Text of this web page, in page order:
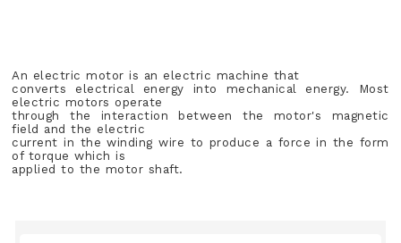
An electric motor is an electric machine that
converts electrical energy into mechanical energy. Most
electric motors operate
through the interaction between the motor's magnetic
field and the electric
current in the winding wire to produce a force in the form
of torque which is
applied to the motor shaft.